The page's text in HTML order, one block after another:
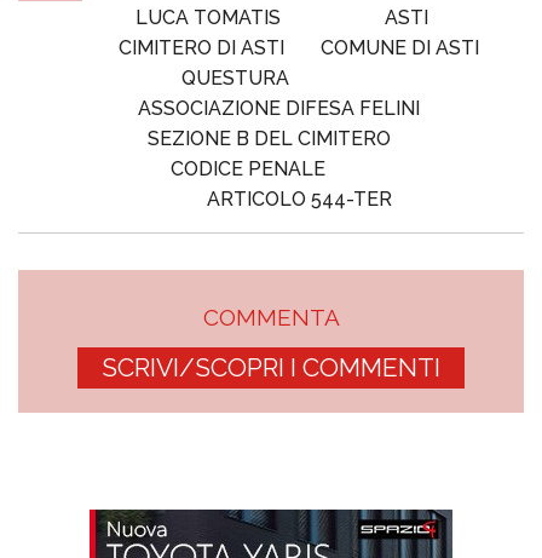
LUCA TOMATIS
ASTI
CIMITERO DI ASTI
COMUNE DI ASTI
QUESTURA
ASSOCIAZIONE DIFESA FELINI
SEZIONE B DEL CIMITERO
CODICE PENALE
ARTICOLO 544-TER
COMMENTA
SCRIVI/SCOPRI I COMMENTI